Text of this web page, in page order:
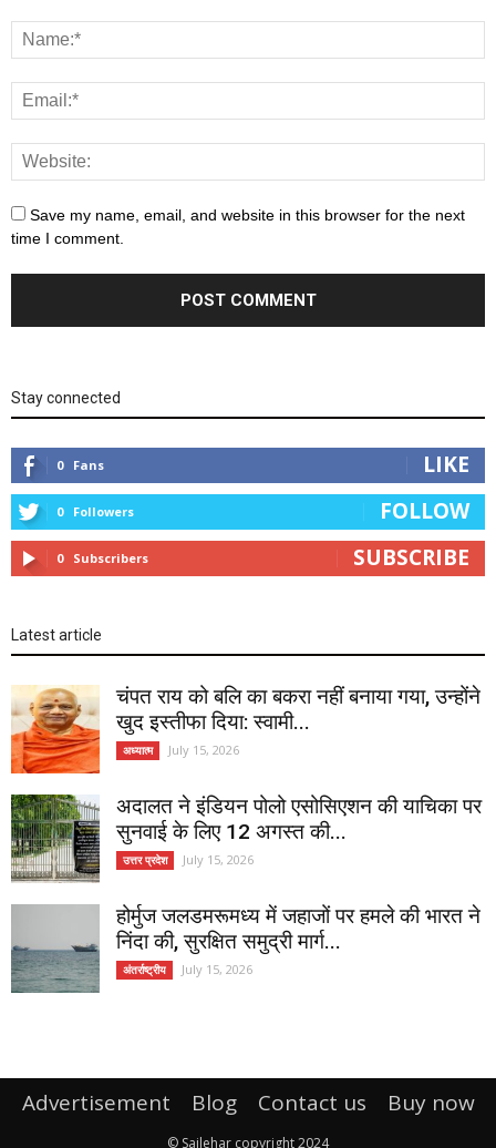
Save my name, email, and website in this browser for the next
time I comment.
Stay connected
0 Fans LIKE
0 Followers FOLLOW
0 Subscribers SUBSCRIBE
Latest article
चंपत राय को बलि का बकरा नहीं बनाया गया, उन्होंने
खुद इस्तीफा दिया: स्वामी...
अध्यात्म July 15, 2026
अदालत ने इंडियन पोलो एसोसिएशन की याचिका पर
सुनवाई के लिए 12 अगस्त की...
उत्तर प्रदेश July 15, 2026
होर्मुज जलडमरूमध्य में जहाजों पर हमले की भारत ने
निंदा की, सुरक्षित समुद्री मार्ग...
अंतर्राष्ट्रीय July 15, 2026
Advertisement Blog Contact us Buy now
© Sailehar copyright 2024